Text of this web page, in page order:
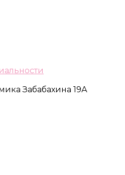
Забабахина 19А